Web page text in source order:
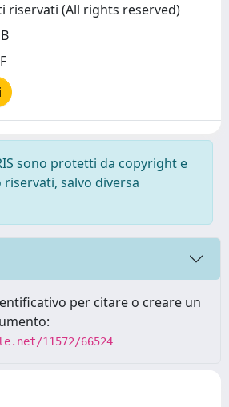
riservati (All rights reserved)
sono protetti da copyright e
salvo diversa
per citare o creare un
11572/66524